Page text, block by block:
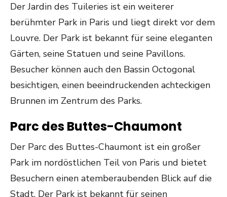
Der Jardin des Tuileries ist ein weiterer
berühmter Park in Paris und liegt direkt vor dem
Louvre. Der Park ist bekannt für seine eleganten
Gärten, seine Statuen und seine Pavillons.
Besucher können auch den Bassin Octogonal
besichtigen, einen beeindruckenden achteckigen
Brunnen im Zentrum des Parks.
Parc des Buttes-Chaumont
Der Parc des Buttes-Chaumont ist ein großer
Park im nordöstlichen Teil von Paris und bietet
Besuchern einen atemberaubenden Blick auf die
Stadt. Der Park ist bekannt für seinen